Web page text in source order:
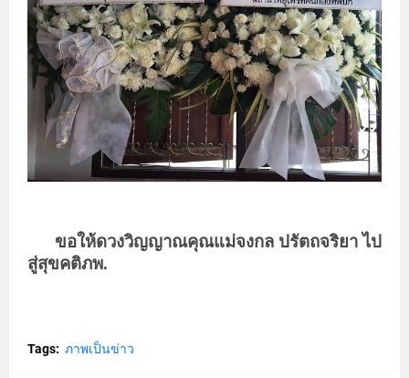
ขอให้ดวงวิญญาณคุณแม่จงกล ปรัตถจริยา ไป
สู่สุขคติภพ.
Tags: ภาพเป็นข่าว